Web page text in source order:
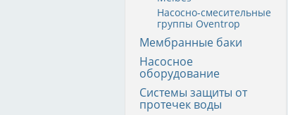
Насосно-смесительные
группы Oventrop
Мембранные баки
Насосное
оборудование
Системы защиты от
протечек воды